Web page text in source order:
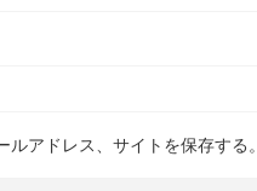
アドレス、サイトを保存する。